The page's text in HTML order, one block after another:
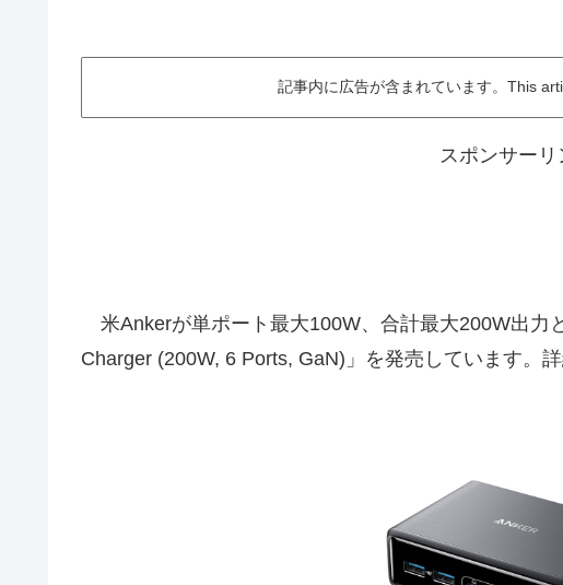
記事内に広告が含まれています。This
スポンサーリ
米Ankerが単ポート最大100W、合計最大200W出力
Charger (200W, 6 Ports, GaN)」を発売しています。詳